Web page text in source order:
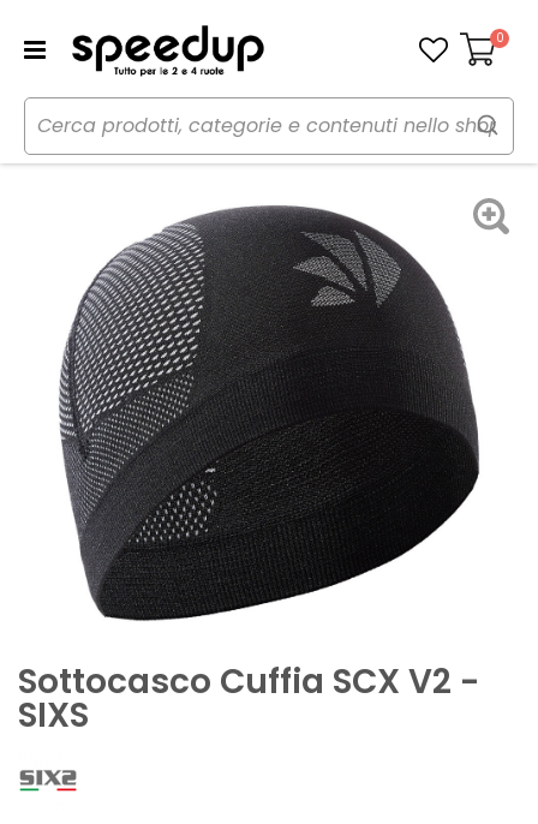
Carrello
0
Home Moto Caschi moto
Caschi accessori
Sottocasco Cuffia SCX V2
Sottocasco Cuffia SCX V2 -
SIXS